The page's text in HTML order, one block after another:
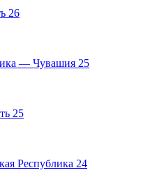
26
— Чувашия 25
25
Республика 24